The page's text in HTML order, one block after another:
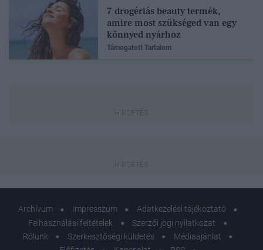
7 drogériás beauty termék,
amire most szükséged van egy
könnyed nyárhoz
Támogatott Tartalom
Archívum Impresszum
Adatkezelési tájékoztató
Felhasználási feltételek
Szerzői jogi nyilatkozat
Rólunk
Szerkesztőségi küldetés
Médiaajánlat